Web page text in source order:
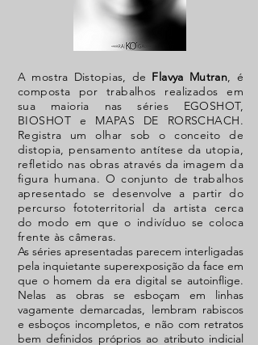
A mostra Distopias, de Flavya Mutran, é
composta por trabalhos realizados em
sua maioria nas séries EGOSHOT,
BIOSHOT e MAPAS DE RORSCHACH.
Registra um olhar sob o conceito de
distopia, pensamento antítese da utopia,
refletido nas obras através da imagem da
figura humana. O conjunto de trabalhos
apresentado se desenvolve a partir do
percurso fototerritorial da artista cerca
do modo em que o indivíduo se coloca
frente às câmeras.
As séries apresentadas parecem interligadas
pela inquietante superexposição da face em
que o homem da era digital se autoinflige.
Nelas as obras se esboçam em linhas
vagamente demarcadas, lembram rabiscos
e esboços incompletos, e não com retratos
bem definidos próprios ao atributo indicial